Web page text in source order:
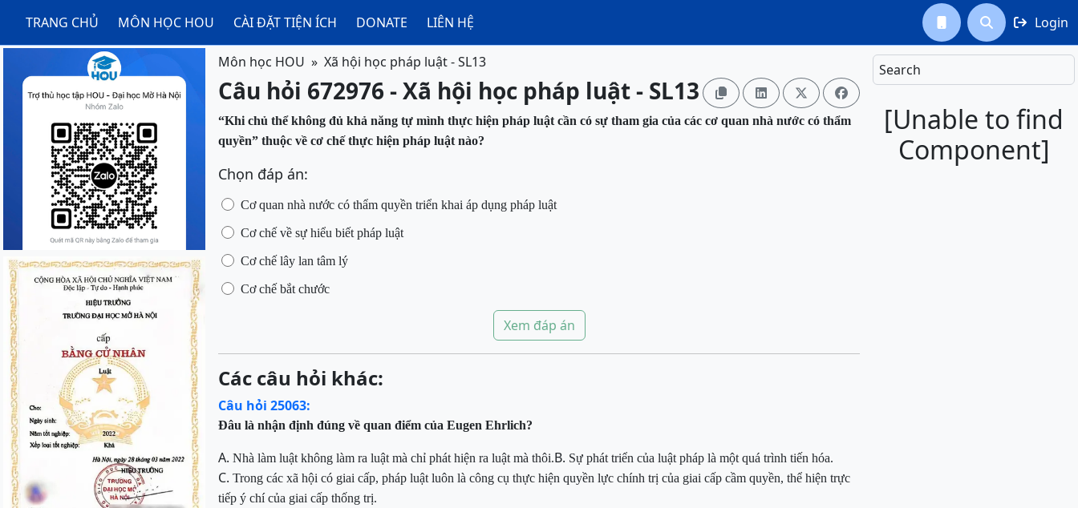
TRANG CHỦ MÔN HỌC HOU CÀI ĐẶT TIỆN ÍCH DONATE LIÊN HỆ   Login
Search
[Unable to find
Component]
Môn học HOU Xã hội học pháp luật - SL13
Câu hỏi 672976 - Xã hội học pháp luật - SL13    
“Khi chủ thể không đủ khả năng tự mình thực hiện pháp luật cần có sự tham gia của các cơ quan nhà nước có thẩm
quyền” thuộc về cơ chế thực hiện pháp luật nào?
Chọn đáp án:
Cơ quan nhà nước có thẩm quyền triển khai áp dụng pháp luật
Cơchế về sự hiểu biết pháp luật
Cơchế lây lan tâm lý
Cơchế bắt chước
Xem đáp án
Các câu hỏi khác:
Câu hỏi 25063:
Đâu là nhận định đúng về quan điểm của Eugen Ehrlich?
A. Nhà làm luật không làm ra luật mà chỉ phát hiện ra luật mà thôi.B. Sự phát triển của luật pháp là một quá trình tiến hóa.
C. Trong các xã hội có giai cấp, pháp luật luôn là công cụ thực hiện quyền lực chính trị của giai cấp cầm quyền, thể hiện trực
tiếp ý chí của giai cấp thống trị.